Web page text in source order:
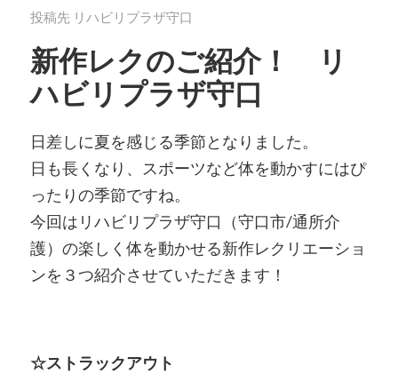
投稿先 リハビリプラザ守口
新作レクのご紹介！ リ
ハビリプラザ守口
日差しに夏を感じる季節となりました。
日も長くなり、スポーツなど体を動かすにはぴ
ったりの季節ですね。
今回はリハビリプラザ守口（守口市/通所介
護）の楽しく体を動かせる新作レクリエーショ
ンを３つ紹介させていただきます！
☆ストラックアウト